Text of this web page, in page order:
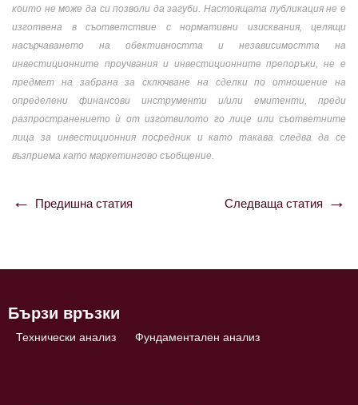
които не може да си позволи да загуби. Настоящата публикация не е
изготвена в съответствие с нормативни изисквания, целящи
насърчаването на обективността и независимостта на
инвестиционните проучвания и инвестиционните препоръки, не е
предмет на забрана за сключване на сделки по отношение на
определени финансови инструменти и/или емитенти, преди
разпространението ѝ от изготвилото го лице или съответните
лица за инвестиционния посредник и като такава следва да се
възприема като маркетингово съобщение.
Навигация
Предишна статия Следваща статия
Бързи връзки
Технически анализ Фундаментален анализ